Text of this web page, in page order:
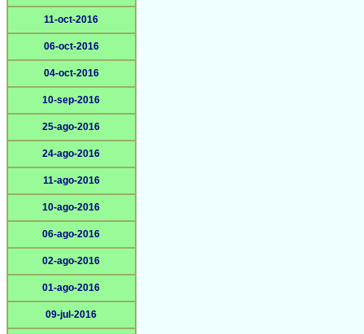
11-oct-2016
06-oct-2016
04-oct-2016
10-sep-2016
25-ago-2016
24-ago-2016
11-ago-2016
10-ago-2016
06-ago-2016
02-ago-2016
01-ago-2016
09-jul-2016